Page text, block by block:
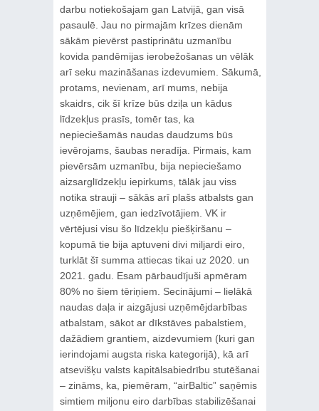
darbu notiekošajam gan Latvijā, gan visā
pasaulē. Jau no pirmajām krīzes dienām
sākām pievērst pastiprinātu uzmanību
kovida pandēmijas ierobežošanas un vēlāk
arī seku mazināšanas izdevumiem. Sākumā,
protams, nevienam, arī mums, nebija
skaidrs, cik šī krīze būs dziļa un kādus
līdzekļus prasīs, tomēr tas, ka
nepieciešamās naudas daudzums būs
ievērojams, šaubas neradīja. Pirmais, kam
pievērsām uzmanību, bija nepieciešamo
aizsarglīdzekļu iepirkums, tālāk jau viss
notika strauji – sākās arī plašs atbalsts gan
uzņēmējiem, gan iedzīvotājiem. VK ir
vērtējusi visu šo līdzekļu piešķiršanu –
kopumā tie bija aptuveni divi miljardi eiro,
turklāt šī summa attiecas tikai uz 2020. un
2021. gadu. Esam pārbaudījuši apmēram
80% no šiem tēriņiem. Secinājumi – lielākā
naudas daļa ir aizgājusi uzņēmējdarbības
atbalstam, sākot ar dīkstāves pabalstiem,
dažādiem grantiem, aizdevumiem (kuri gan
ierindojami augsta riska kategorijā), kā arī
atsevišķu valsts kapitālsabiedrību stutēšanai
– zināms, ka, piemēram, “airBaltic” saņēmis
simtiem miljonu eiro darbības stabilizēšanai